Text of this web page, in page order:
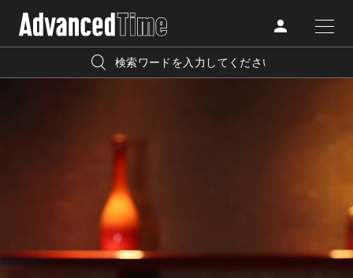
FASHION
BEAUTY
TRAVEL
『AdvancedTime』は、自由でしなやかに生きるハイエンド
な大人達におくる、スペシャルイシュー満載のメディア。
高感度なファッション、カルチャーに溺愛、未知の幅広い
教養を求め、今までの人生で積んだ経験、知見を余裕をも
リゾート
美白